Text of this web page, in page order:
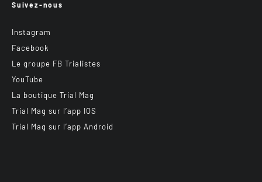
Suivez-nous
Instagram
Facebook
Le groupe FB Trialistes
YouTube
La boutique Trial Mag
Trial Mag sur l’app IOS
Trial Mag sur l’app Android